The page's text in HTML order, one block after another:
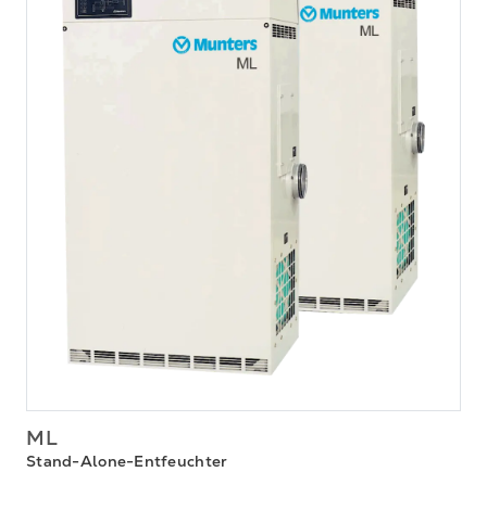
ML
Stand-Alone-Entfeuchter